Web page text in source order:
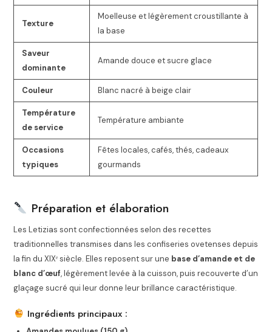
Texture
Moelleuse et légèrement croustillante à
la base
Saveur
dominante
Amande douce et sucre glace
Couleur Blanc nacré à beige clair
Température
de service
Température ambiante
Occasions
typiques
Fêtes locales, cafés, thés, cadeaux
gourmands
Préparation et élaboration
Les Letizias sont confectionnées selon des recettes
traditionnelles transmises dans les confiseries ovetenses depuis
la fin du XIXᵉ siècle. Elles reposent sur une base d’amande et de
blanc d’œuf, légèrement levée à la cuisson, puis recouverte d’un
glaçage sucré qui leur donne leur brillance caractéristique.
Ingrédients principaux :